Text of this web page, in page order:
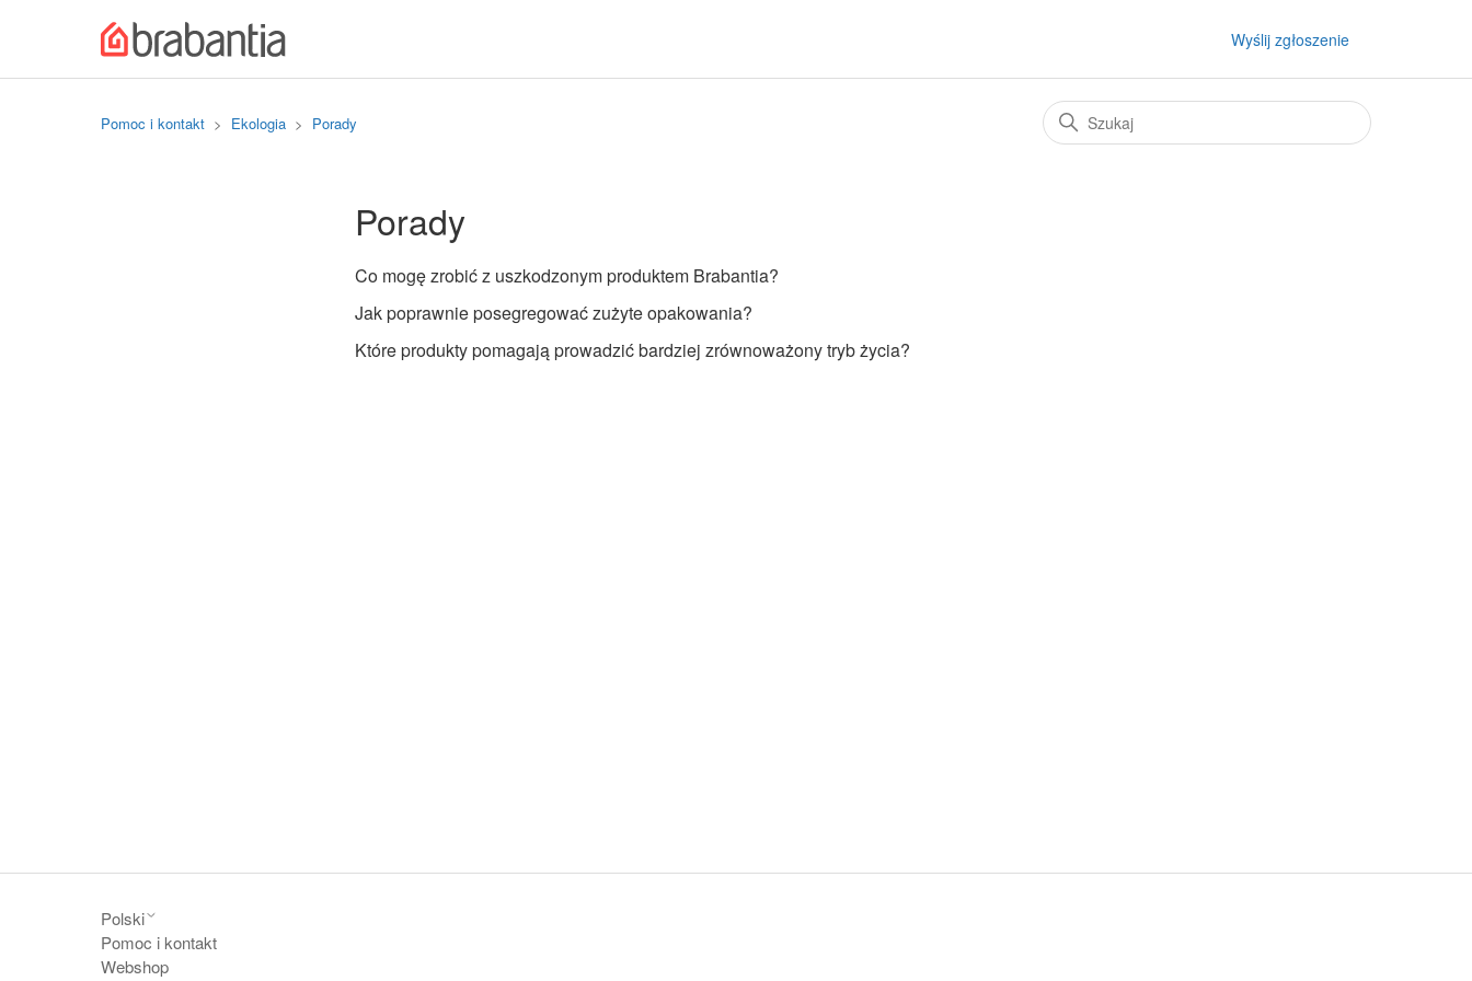
Wyślij zgłoszenie
Pomoc i kontakt Ekologia Porady
Porady
Co mogę zrobić z uszkodzonym produktem Brabantia?
Jak poprawnie posegregować zużyte opakowania?
Które produkty pomagają prowadzić bardziej zrównoważony tryb życia?
Polski
Pomoc i kontakt
Webshop